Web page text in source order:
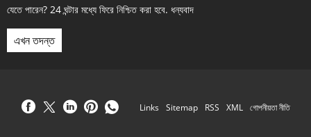
যেতে পারেন? 24 ঘন্টার মধ্যে ফিরে নিশ্চিত করা হবে. ধন্যবাদ
এখন তদন্ত
Links Sitemap RSS XML গোপনীয়তা নীতি